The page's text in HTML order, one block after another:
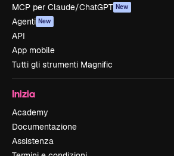
MCP per Claude/ChatGPT New
Agenti New
API
App mobile
Tutti gli strumenti Magnific
Inizia
Academy
Documentazione
Assistenza